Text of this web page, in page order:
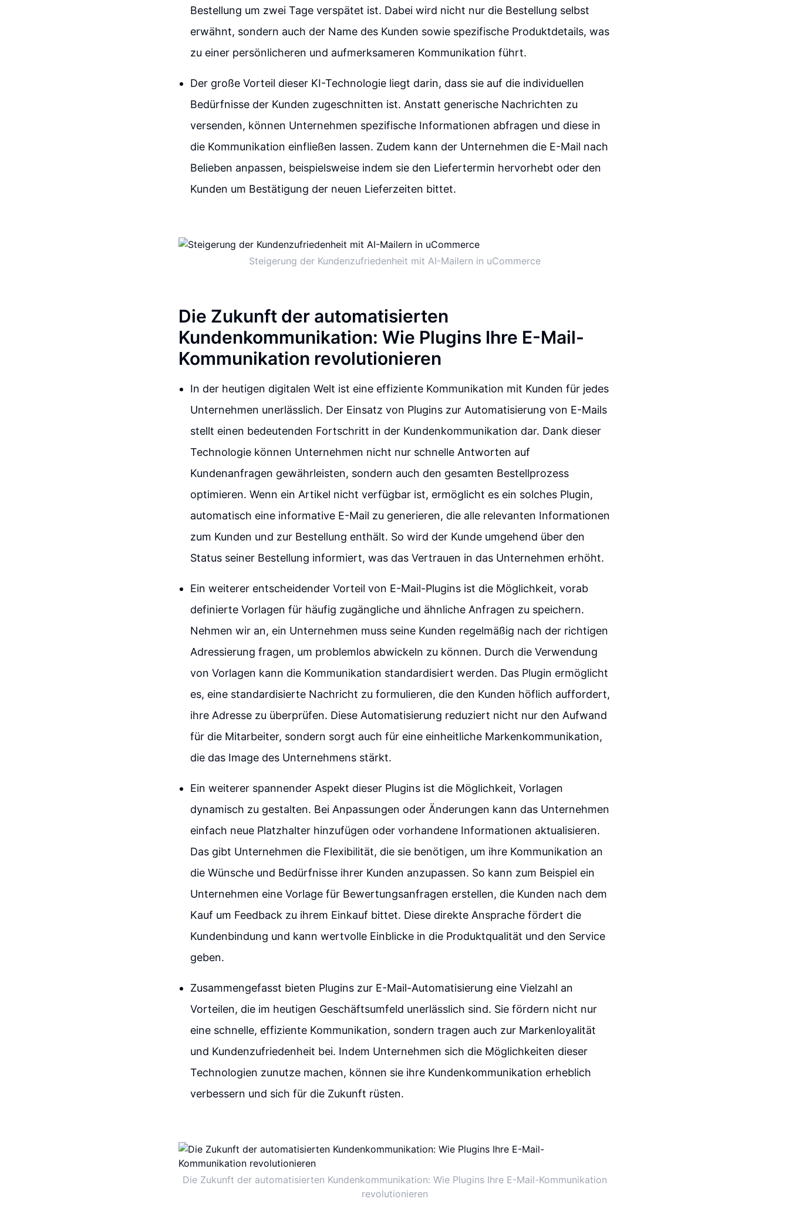
Bestellung um zwei Tage verspätet ist. Dabei wird nicht nur die Bestellung selbst
erwähnt, sondern auch der Name des Kunden sowie spezifische Produktdetails, was
zu einer persönlicheren und aufmerksameren Kommunikation führt.
Der große Vorteil dieser KI-Technologie liegt darin, dass sie auf die individuellen
Bedürfnisse der Kunden zugeschnitten ist. Anstatt generische Nachrichten zu
versenden, können Unternehmen spezifische Informationen abfragen und diese in
die Kommunikation einfließen lassen. Zudem kann der Unternehmen die E-Mail nach
Belieben anpassen, beispielsweise indem sie den Liefertermin hervorhebt oder den
Kunden um Bestätigung der neuen Lieferzeiten bittet.
Steigerung der Kundenzufriedenheit mit AI-Mailern in uCommerce
Die Zukunft der automatisierten
Kundenkommunikation: Wie Plugins Ihre E-Mail-
Kommunikation revolutionieren
In der heutigen digitalen Welt ist eine effiziente Kommunikation mit Kunden für jedes
Unternehmen unerlässlich. Der Einsatz von Plugins zur Automatisierung von E-Mails
stellt einen bedeutenden Fortschritt in der Kundenkommunikation dar. Dank dieser
Technologie können Unternehmen nicht nur schnelle Antworten auf
Kundenanfragen gewährleisten, sondern auch den gesamten Bestellprozess
optimieren. Wenn ein Artikel nicht verfügbar ist, ermöglicht es ein solches Plugin,
automatisch eine informative E-Mail zu generieren, die alle relevanten Informationen
zum Kunden und zur Bestellung enthält. So wird der Kunde umgehend über den
Status seiner Bestellung informiert, was das Vertrauen in das Unternehmen erhöht.
Ein weiterer entscheidender Vorteil von E-Mail-Plugins ist die Möglichkeit, vorab
definierte Vorlagen für häufig zugängliche und ähnliche Anfragen zu speichern.
Nehmen wir an, ein Unternehmen muss seine Kunden regelmäßig nach der richtigen
Adressierung fragen, um problemlos abwickeln zu können. Durch die Verwendung
von Vorlagen kann die Kommunikation standardisiert werden. Das Plugin ermöglicht
es, eine standardisierte Nachricht zu formulieren, die den Kunden höflich auffordert,
ihre Adresse zu überprüfen. Diese Automatisierung reduziert nicht nur den Aufwand
für die Mitarbeiter, sondern sorgt auch für eine einheitliche Markenkommunikation,
die das Image des Unternehmens stärkt.
Ein weiterer spannender Aspekt dieser Plugins ist die Möglichkeit, Vorlagen
dynamisch zu gestalten. Bei Anpassungen oder Änderungen kann das Unternehmen
einfach neue Platzhalter hinzufügen oder vorhandene Informationen aktualisieren.
Das gibt Unternehmen die Flexibilität, die sie benötigen, um ihre Kommunikation an
die Wünsche und Bedürfnisse ihrer Kunden anzupassen. So kann zum Beispiel ein
Unternehmen eine Vorlage für Bewertungsanfragen erstellen, die Kunden nach dem
Kauf um Feedback zu ihrem Einkauf bittet. Diese direkte Ansprache fördert die
Kundenbindung und kann wertvolle Einblicke in die Produktqualität und den Service
geben.
Zusammengefasst bieten Plugins zur E-Mail-Automatisierung eine Vielzahl an
Vorteilen, die im heutigen Geschäftsumfeld unerlässlich sind. Sie fördern nicht nur
eine schnelle, effiziente Kommunikation, sondern tragen auch zur Markenloyalität
und Kundenzufriedenheit bei. Indem Unternehmen sich die Möglichkeiten dieser
Technologien zunutze machen, können sie ihre Kundenkommunikation erheblich
verbessern und sich für die Zukunft rüsten.
Die Zukunft der automatisierten Kundenkommunikation: Wie Plugins Ihre E-Mail-Kommunikation
revolutionieren